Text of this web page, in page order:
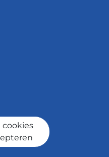
cookies